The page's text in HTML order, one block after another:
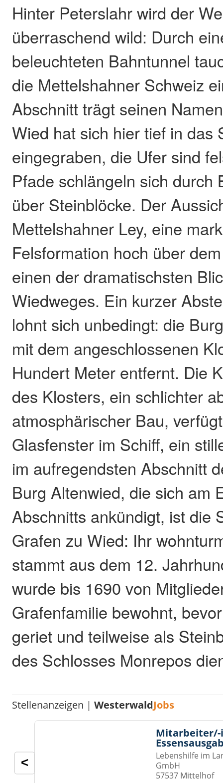
Hinter Peterslahr wird der
überraschend wild: Durch
beleuchteten Bahntunnel
die Mettelshahner Schweiz
Abschnitt trägt seinen
Wied hat sich hier tief in das
eingegraben, die Ufer sind
Pfade schlängeln sich durch
über Steinblöcke. Der
Mettelshahner Ley, eine
Felsformation hoch über
einen der dramatischsten
Wiedweges. Ein kurzer
lohnt sich unbedingt: die
mit dem angeschlossenen
Hundert Meter entfernt. Die
des Klosters, ein schlichter
atmosphärischer Bau,
Glasfenster im Schiff, ein
im aufregendsten Abschnitt
Burg Altenwied, die sich am
Abschnitts ankündigt, ist die
Grafen zu Wied: Ihr
stammt aus dem 12.
wurde bis 1690 von
Grafenfamilie bewohnt,
geriet und teilweise als
des Schlosses Monrepos
Stellenanzeigen |WesterwaldJobs
Lebenshilfe im
GmbH
57537 Mittelhof
<